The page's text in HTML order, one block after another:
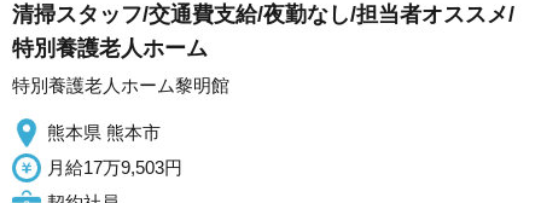
清掃スタッフ/交通費支給/夜勤なし/担当者オススメ/
特別養護老人ホーム
特別養護老人ホーム黎明館
熊本県 熊本市
月給17万9,503円